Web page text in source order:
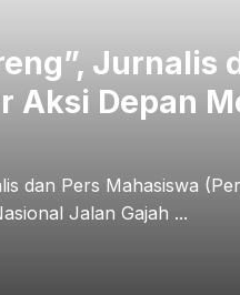
Jurnalis
Aksi Depan
dan Pers Mahasiswa
Jalan Gajah ...